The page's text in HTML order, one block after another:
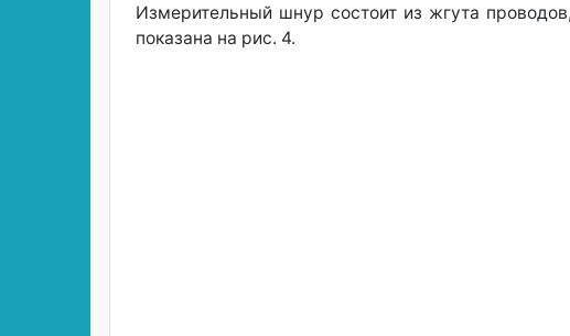
Измерительный шнур состоит из жгута
показана на рис. 4.